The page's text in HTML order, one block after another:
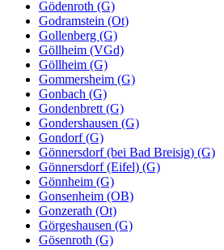
Gödenroth (G)
Godramstein (Ot)
Gollenberg (G)
Göllheim (VGd)
Göllheim (G)
Gommersheim (G)
Gonbach (G)
Gondenbrett (G)
Gondershausen (G)
Gondorf (G)
Gönnersdorf (bei Bad Breisig) (G)
Gönnersdorf (Eifel) (G)
Gönnheim (G)
Gonsenheim (OB)
Gonzerath (Ot)
Görgeshausen (G)
Gösenroth (G)